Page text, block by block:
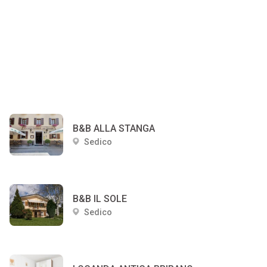
B&B ALLA STANGA
Sedico
B&B IL SOLE
Sedico